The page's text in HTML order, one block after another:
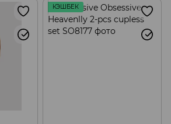
КЭШБЕК